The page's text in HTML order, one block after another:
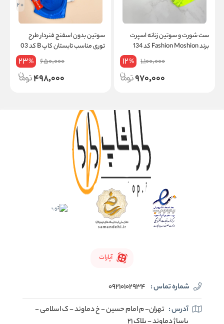
ست شورت و سوتین زنانه اسپرت
برند Fashion Moshion کد 134
1,100,000
12%
970,000
+ 2
سوتین بدون اسفنج فنردار طرح
توری مناسب تابستان کاپ B کد 03
650,000
23%
498,000
آپارات
شماره تماس : 09210102934
آدرس : تهران- م امام حسین - خ دماوند - ک اسلامی -